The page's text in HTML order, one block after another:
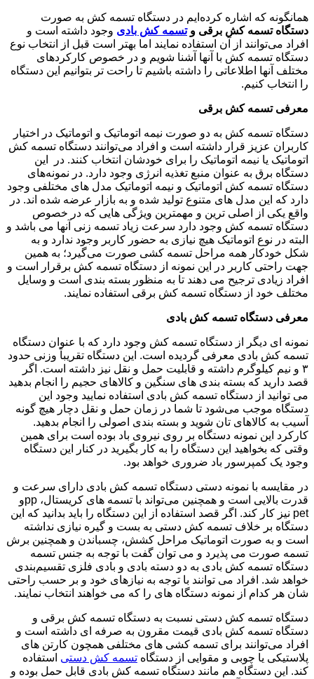
همانگونه که اشاره کرده‌ایم در دستگاه تسمه کش به صورت
دستگاه تسمه کش برقی وتسمه کش بادی وجود داشته است و
افراد می‌توانند از آن استفاده نمایند اما بهتر است قبل از انتخاب نوع
دستگاه تسمه کش با آنها آشنا شویم و در خصوص کارکردهای
مختلف آنها اطلاعاتی را داشته باشیم تا راحت تر بتوانیم این دستگاه
را انتخاب کنیم.
معرفی تسمه کش برقی
دستگاه تسمه کش به دو صورت نیمه اتوماتیک و اتوماتیک در اختیار
کاربران عزیز قرار داشته است و افراد می‌توانند دستگاه تسمه کش
اتوماتیک یا نیمه اتوماتیک را برای خودشان انتخاب کنند. در این
دستگاه برق به عنوان منبع تغذیه انرژی وجود دارد. در نمونه‌های
دستگاه تسمه کش اتوماتیک و نیمه اتوماتیک مدل های مختلفی وجود
دارد که این مدل های متنوع تولید شده و به بازار عرضه شده اند. در
واقع یکی از اصلی ترین و مهمترین ویژگی هایی که در خصوص
دستگاه تسمه کش وجود دارد سرعت زیاد تسمه زنی آنها می باشد و
البته در نوع اتوماتیک هیچ نیازی به حضور کاربر وجود ندارد و به
شکل خودکار همه مراحل تسمه کشی صورت می‌گیرد؛ به همین
جهت راحتی کاربر در این نمونه از دستگاه تسمه کش برقرار است و
افراد زیادی ترجیح می دهند تا به منظور بسته بندی است و وسایل
مختلف خود از دستگاه تسمه کش برقی استفاده نمایند.
معرفی دستگاه تسمه کش بادی
نمونه ای دیگر از دستگاه تسمه کش وجود دارد که با عنوان دستگاه
تسمه کش بادی معرفی گردیده است. این دستگاه تقریباً وزنی حدود
۳ و نیم کیلوگرم داشته و قابلیت حمل و نقل نیز داشته است. اگر
قصد دارید که بسته بندی های سنگین و کالاهای حجیم را انجام بدهید
می توانید از دستگاه تسمه کش بادی استفاده نمایید وجود این
دستگاه موجب می‌شود تا شما در زمان حمل و نقل دچار هیچ گونه
آسیب به کالاهای تان شوید و بسته بندی اصولی را انجام بدهید.
کارکرد این نمونه دستگاه بر روی نیروی باد بوده است برای همین
وقتی که بخواهید این دستگاه را به کار بگیرید در کنار این دستگاه
وجود یک کمپرسور باد ضروری خواهد بود.
در مقایسه با نمونه دستی دستگاه تسمه کش بادی دارای سرعت و
قدرت بالایی است و همچنین می‌تواند با تسمه های کریستال، ppو
pet نیز کار کند. اگر قصد استفاده از این دستگاه را باید بدانید که این
دستگاه بر خلاف تسمه کش دستی به بست و گیره نیازی نداشته
است و به صورت اتوماتیک مراحل کشش، چسباندن و همچنین برش
تسمه صورت می پذیرد و می توان گفت با توجه به جنس تسمه
دستگاه تسمه کش بادی به دو دسته بادی و بادی فلزی تقسیم‌بندی
خواهد شد. افراد می توانند با توجه به نیازهای خود و بر حسب راحتی
شان هر کدام از نمونه دستگاه های را که می خواهند انتخاب نمایند.
دستگاه تسمه کش دستی نسبت به دستگاه تسمه کش برقی و
دستگاه تسمه کش بادی قیمت مقرون به صرفه ای داشته است و
افراد می‌توانند برای تسمه کشی های مختلفی همچون کارتن های
پلاستیکی یا چوبی و مقوایی از دستگاه تسمه کش دستی استفاده
کند. این دستگاه هم مانند دستگاه تسمه کش بادی قابل حمل بوده و